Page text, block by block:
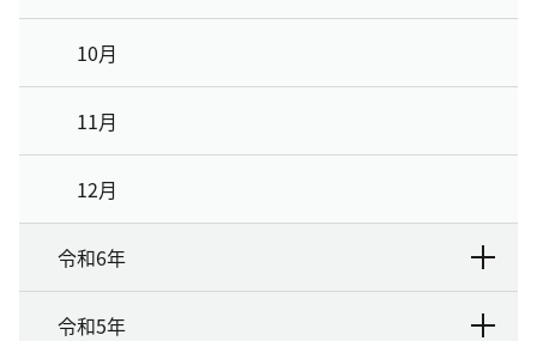
10月
11月
12月
令和6年
令和5年